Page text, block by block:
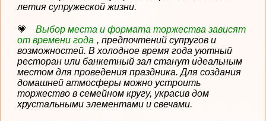
летия супружеской жизни.
Выбор места и формата торжества зависят
от времени года , предпочтений супругов и
возможностей. В холодное время года уютный
ресторан или банкетный зал станут идеальным
местом для проведения праздника. Для создания
домашней атмосферы можно устроить
торжество в семейном кругу, украсив дом
хрустальными элементами и свечами.